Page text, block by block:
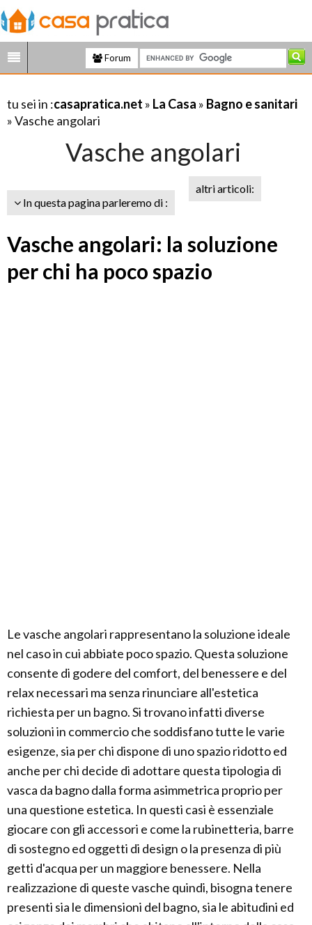
Forum
tu sei in :casapratica.net » La Casa » Bagno e sanitari
» Vasche angolari
Vasche angolari
In questa pagina parleremo di :
altri articoli:
Vasche angolari: la soluzione
per chi ha poco spazio
Le vasche angolari rappresentano la soluzione ideale
nel caso in cui abbiate poco spazio. Questa soluzione
consente di godere del comfort, del benessere e del
relax necessari ma senza rinunciare all'estetica
richiesta per un bagno. Si trovano infatti diverse
soluzioni in commercio che soddisfano tutte le varie
esigenze, sia per chi dispone di uno spazio ridotto ed
anche per chi decide di adottare questa tipologia di
vasca da bagno dalla forma asimmetrica proprio per
una questione estetica. In questi casi è essenziale
giocare con gli accessori e come la rubinetteria, barre
di sostegno ed oggetti di design o la presenza di più
getti d'acqua per un maggiore benessere. Nella
realizzazione di queste vasche quindi, bisogna tenere
presenti sia le dimensioni del bagno, sia le abitudini ed